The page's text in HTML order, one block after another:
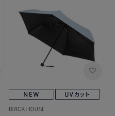
BRICK HOUSE